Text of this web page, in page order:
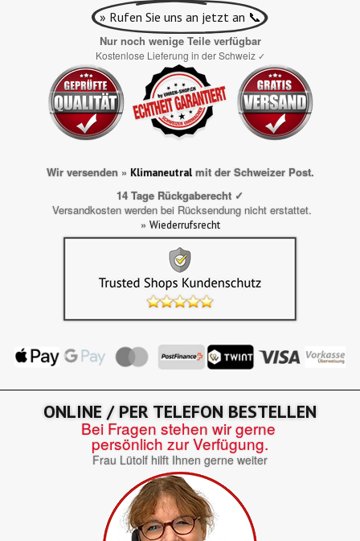
» Rufen Sie uns an jetzt an 📞
Nur noch wenige Teile verfügbar
Kostenlose Lieferung in der Schweiz ✓
Wir versenden » Klimaneutralmit der Schweizer Post.
14 Tage Rückgaberecht ✓
Versandkosten werden bei Rücksendung nicht erstattet.
» Wiederrufsrecht
ONLINE / PER TELEFON BESTELLEN
Bei Fragen stehen wir gerne
persönlich zur Verfügung.
Frau Lütolf hilft Ihnen gerne weiter